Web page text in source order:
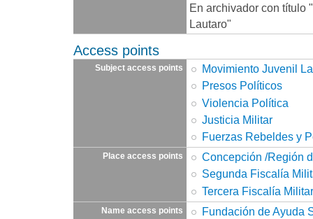
En archivador con título
Lautaro"
Access points
Subject access points
Movimiento Juvenil
Presos Políticos
Violencia Política
Justicia Militar
Fuerzas Rebeldes y
Place access points
Concepción /Región
Segunda Fiscalía
Tercera Fiscalía
Name access points
Fundación de Ayuda